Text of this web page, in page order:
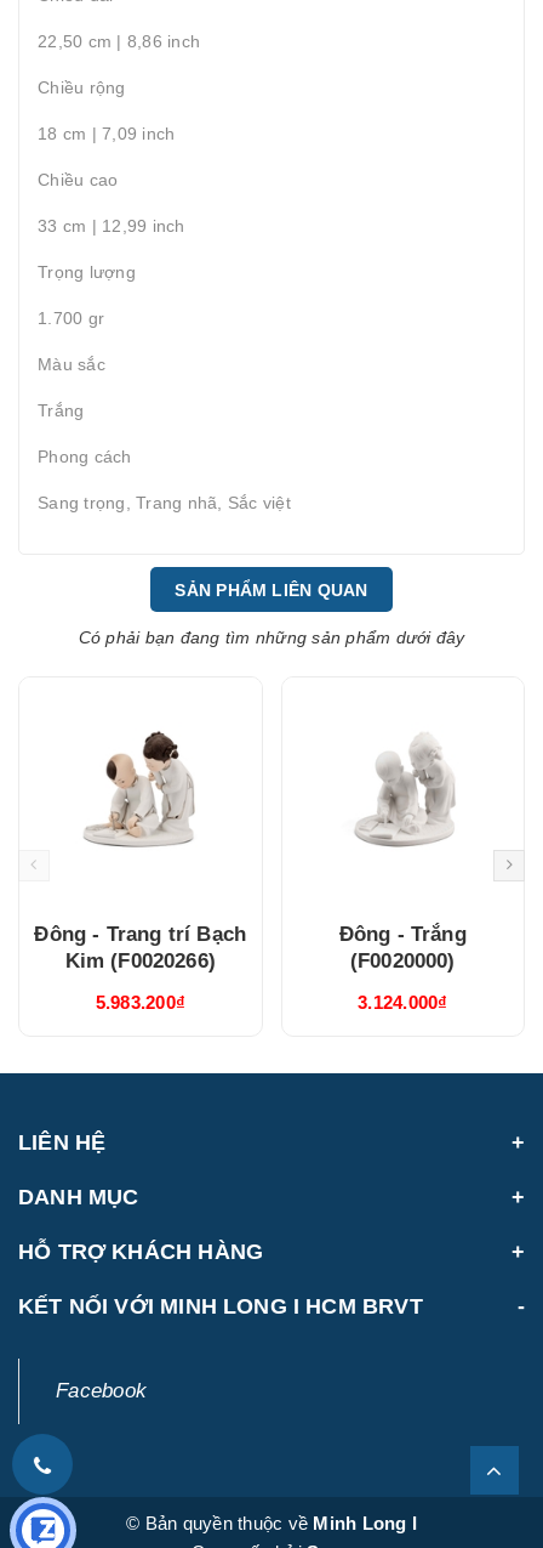
22,50 cm | 8,86 inch
Chiều rộng
18 cm | 7,09 inch
Chiều cao
33 cm | 12,99 inch
Trọng lượng
1.700 gr
Màu sắc
Trắng
Phong cách
Sang trọng, Trang nhã, Sắc việt
SẢN PHẨM LIÊN QUAN
Có phải bạn đang tìm những sản phẩm dưới đây
Đông - Trang trí Bạch
Kim (F0020266)
5.983.200₫
Đông - Trắng
(F0020000)
3.124.000₫
LIÊN HỆ
DANH MỤC
HỖ TRỢ KHÁCH HÀNG
KẾT NỐI VỚI MINH LONG I HCM BRVT
Facebook
© Bản quyền thuộc về Minh Long I